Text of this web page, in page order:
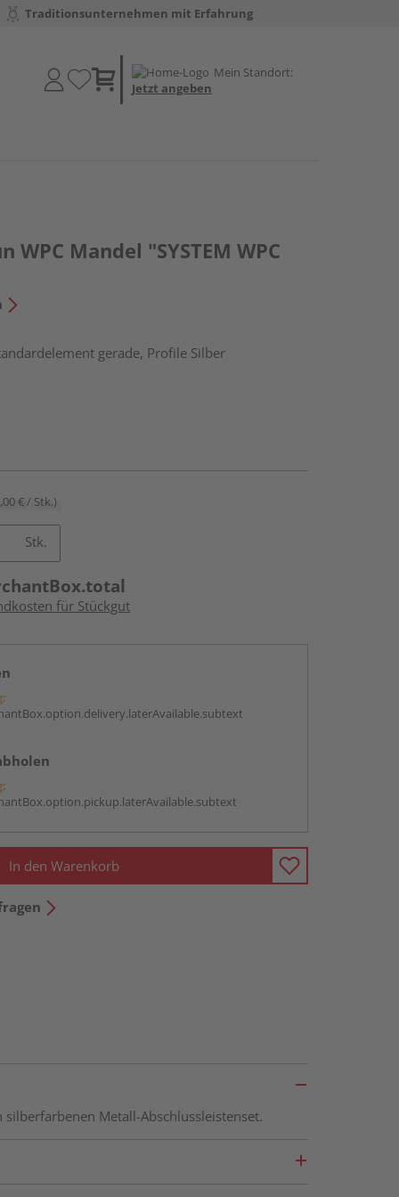
Traditionsunternehmen mit Erfahrung
Mein Standort:
Jetzt angeben
WPC Mandel "SYSTEM WPC
gerade, Profile Silber
€ / Stk.)
Stk.
für Stückgut
In den Warenkorb
Metall-Abschlussleistenset.